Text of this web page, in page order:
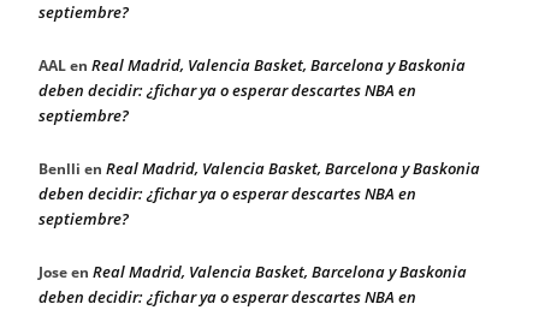
septiembre?
AALen Real Madrid, Valencia Basket, Barcelona y Baskonia
deben decidir: ¿fichar ya o esperar descartes NBA en
septiembre?
Benlli en Real Madrid, Valencia Basket, Barcelona y Baskonia
deben decidir: ¿fichar ya o esperar descartes NBA en
septiembre?
Joseen Real Madrid, Valencia Basket, Barcelona y Baskonia
deben decidir: ¿fichar ya o esperar descartes NBA en